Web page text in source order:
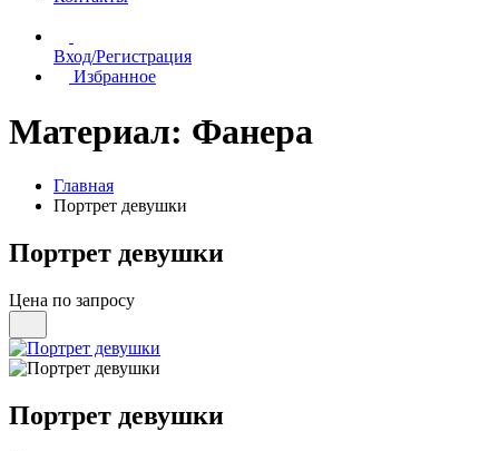
Вход/Регистрация
Избранное
Материал: Фанера
Главная
Портрет девушки
Портрет девушки
Цена по запросу
Портрет девушки